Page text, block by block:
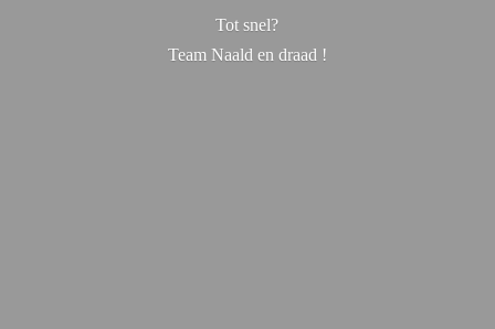
Tot snel?
Team Naald en draad !